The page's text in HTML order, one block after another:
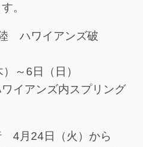
。
ハワイアンズ破
～6日（日）
イアンズ内スプリング
4月24日（火）から